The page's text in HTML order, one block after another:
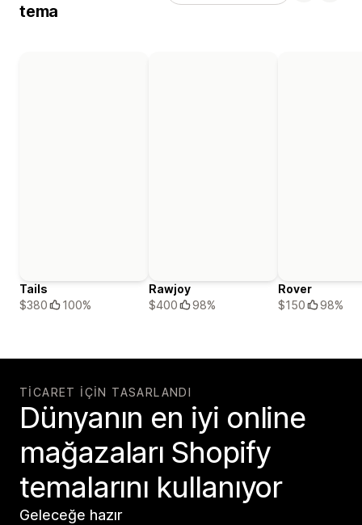
tema
Tails
$380
100%
Rawjoy
$400
98%
Rover
$150
98%
TICARET IÇIN TASARLANDI
Dünyanın en iyi online
mağazaları Shopify
temalarını kullanıyor
Geleceğe hazır